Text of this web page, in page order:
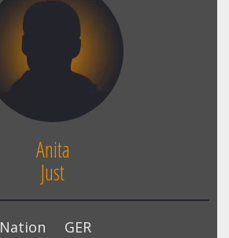
Anita
Just
Nation
GER